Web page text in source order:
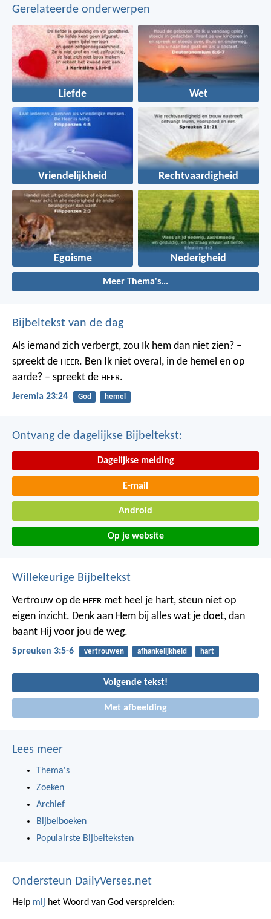
Gerelateerde onderwerpen
Liefde Wet
Vriendelijkheid Rechtvaardigheid
Egoisme Nederigheid
Meer Thema's...
Bijbeltekst van de dag
Als iemand zich verbergt, zou Ik hem dan niet zien? –
spreekt de HEER. Ben Ik niet overal, in de hemel en op
aarde? – spreekt de HEER.
Jeremia 23:24 God hemel
Ontvang de dagelijkse Bijbeltekst:
Dagelijkse melding
E-mail
Android
Op je website
Willekeurige Bijbeltekst
Vertrouw op de HEER met heel je hart, steun niet op
eigen inzicht. Denk aan Hem bij alles wat je doet, dan
baant Hij voor jou de weg.
Spreuken 3:5-6 vertrouwen afhankelijkheid hart
Volgende tekst!
Met afbeelding
Lees meer
Thema's
Zoeken
Archief
Bijbelboeken
Populairste Bijbelteksten
Ondersteun DailyVerses.net
Help mij het Woord van God verspreiden: